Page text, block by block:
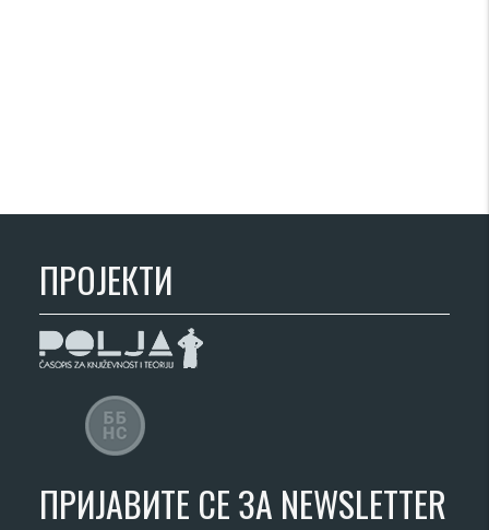
ПРОЈЕКТИ
ПРИЈАВИТЕ СЕ ЗА NEWSLETTER